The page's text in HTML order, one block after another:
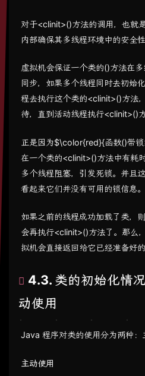
对于<clinit>()方法的调用，也就
内部确保其多线程环境中的安全性
虚拟机会保证一个类的()方法在多
同步，如果多个线程同时去初始
程去执行这个类的<clinit>()方法
待，直到活动线程执行<clinit>()方
正是因为$\color{red}{函数()带
在一个类的<clinit>()方法中有耗
多个线程阻塞，引发死锁。并且
看起来它们并没有可用的锁信息。
如果之前的线程成功加载了类，
会再执行<clinit>()方法了。那么
拟机会直接返回给它已经准备好的
4.3. 类的初始化情
动使用
Java 程序对类的使用分为两种：
主动使用